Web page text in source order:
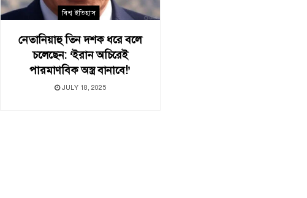
বিশ্ব ইতিহাস
নেতানিয়াহু তিন দশক ধরে বলে
চলেছেন: ‘ইরান অচিরেই
পারমাণবিক অস্ত্র বানাবে!’
JULY 18, 2025